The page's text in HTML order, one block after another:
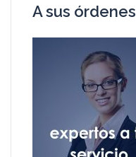
A sus órdenes